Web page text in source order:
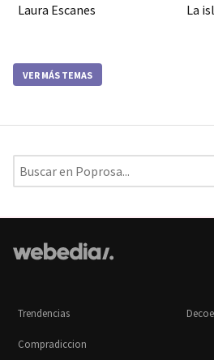
Laura Escanes La
VER MÁS TEMAS
Trendencias
Compradiccion